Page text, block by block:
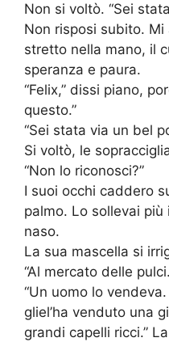
Non si voltò. “Sei
Non risposi subito.
stretto nella mano, il
speranza e paura.
“Felix,” dissi piano,
questo.”
“Sei stata via un bel
Si voltò, le
“Non lo riconosci?”
I suoi occhi caddero
palmo. Lo sollevai
naso.
La sua mascella si
“Al mercato delle
“Un uomo lo
gliel’ha venduto una
grandi capelli ricci.”